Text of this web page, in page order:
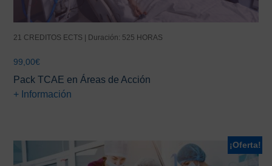
21 CREDITOS ECTS | Duración: 525 HORAS
99,00€
Pack TCAE en Áreas de Acción
+ Información
¡Oferta!